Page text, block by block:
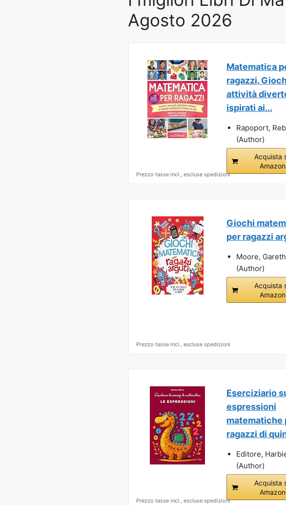
Agosto 2026
Matematica
ragazzi.
attività
ispirati ai...
Rapoport,
(Author)
Acquista
Amazon
Prezzo tasse incl., escluse spedizioni
Giochi
per ragazzi
Moore, Gareth
(Author)
Acquista
Amazon
Prezzo tasse incl., escluse spedizioni
Eserciziario
espressioni
matematiche
ragazzi di
Editore,
(Author)
Acquista
Amazon
Prezzo tasse incl., escluse spedizioni